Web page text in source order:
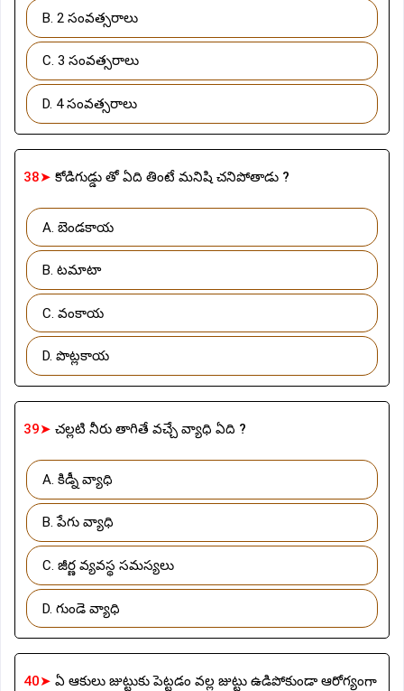
B. 2 సంవత్సరాలు
C. 3 సంవత్సరాలు
D. 4 సంవత్సరాలు
38➤ కోడిగుడ్డు తో ఏది తింటే మనిషి చనిపోతాడు ?
A. బెండకాయ
B. టమాటా
C. వంకాయ
D. పొట్లకాయ
39➤ చల్లటి నీరు తాగితే వచ్చే వ్యాధి ఏది ?
A. కిడ్నీ వ్యాధి
B. పేగు వ్యాధి
C. జీర్ణ వ్యవస్థ సమస్యలు
D. గుండె వ్యాధి
40➤ ఏ ఆకులు జుట్టుకు పెట్టడం వల్ల జుట్టు ఉడిపోకుండా ఆరోగ్యంగా